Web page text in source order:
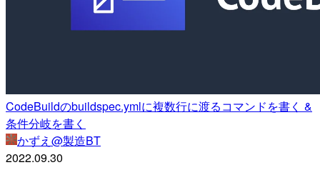
CodeBuildのbuildspec.ymlに複数行に渡るコマンドを書く &
条件分岐を書く
かずえ@製造BT
2022.09.30